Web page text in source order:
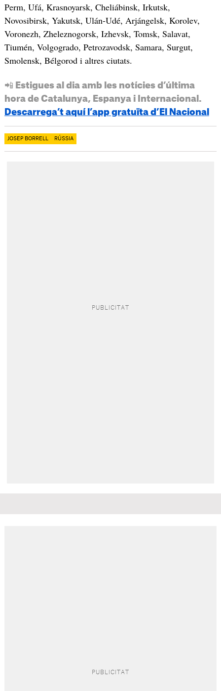
Perm, Ufá, Krasnoyarsk, Cheliábinsk, Irkutsk,
Novosibirsk, Yakutsk, Ulán-Udé, Arjángelsk, Korolev,
Voronezh, Zheleznogorsk, Izhevsk, Tomsk, Salavat,
Tiumén, Volgogrado, Petrozavodsk, Samara, Surgut,
Smolensk, Bélgorod i altres ciutats.
📲 Estigues al dia amb les notícies d’última
hora de Catalunya, Espanya i Internacional.
Descarrega’t aquí l’app gratuïta d’El Nacional
JOSEP BORRELL RÚSSIA